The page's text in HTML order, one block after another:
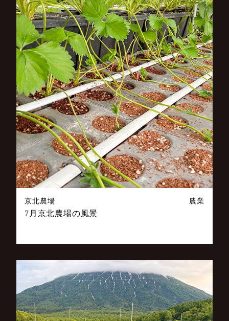
京北農場 農業
7月京北農場の風景